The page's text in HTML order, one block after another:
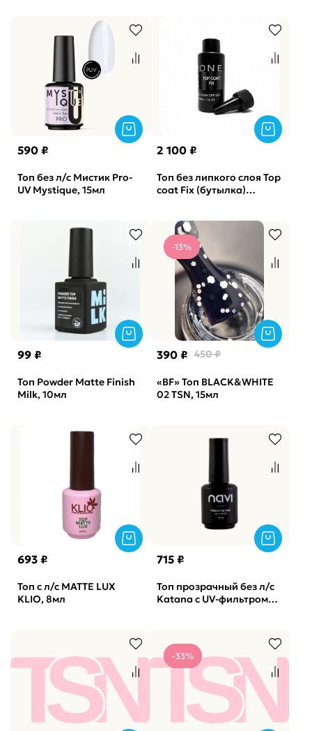
590 ₽
Топ без л/с Мистик Pro-
UV Mystique, 15мл
2 100 ₽
Топ без липкого слоя Top
coat Fix (бутылка)
99 ₽
Топ Powder Matte Finish
Milk, 10мл
-13%
390 ₽ 450 ₽
«BF» Топ BLACK&WHITE
02 TSN, 15мл
693 ₽
Топ c л/с MATTE LUX
KLIO, 8мл
715 ₽
Топ прозрачный без л/с
Katana с UV-фильтром
-33%